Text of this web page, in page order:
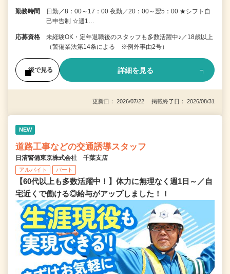
勤務時間
日勤／8：00～17：00 夜勤／20：00～翌5：00 ★シフト自
己申告制 ☆週1…
応募資格
未経験OK・定年退職後のスタッフも多数活躍中♪／18歳以上
（警備業法第14条による ※例外事由2号）
後で見る 詳細を見る
更新日： 2026/07/22 掲載終了日： 2026/08/31
NEW
道路工事などの交通誘導スタッフ
日清警備東京株式会社 千葉支店
アルバイト パート
【60代以上も多数活躍中！】体力に無理なく週1日～／自
宅近くで働ける◎給与がアップしました！！